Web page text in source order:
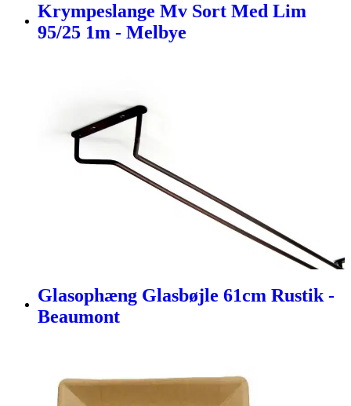
Krympeslange Mv Sort Med Lim
95/25 1m - Melbye
Glasophæng Glasbøjle 61cm Rustik -
Beaumont